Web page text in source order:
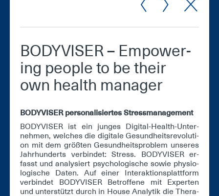
BO­DY­VI­SER – Em­power­
ing peop­le to be their
own health ma­na­ger
BO­DY­VI­SER per­so­na­li­sier­tes Stress­ma­nage­ment
BO­DY­VI­SER ist ein jun­ges Di­gi­tal-Health-Un­ter­
neh­men, wel­ches die di­gi­ta­le Ge­sund­heits­re­vo­lu­ti­
on mit dem größ­ten Ge­sund­heits­pro­blem un­se­res
Jahr­hun­derts ver­bin­det: Stress. BO­DY­VI­SER er­
fasst und ana­ly­siert psy­cho­lo­gi­sche so­wie phy­sio­
lo­gi­sche Da­ten. Auf ei­ner In­ter­ak­ti­ons­platt­form
ver­bin­det BO­DY­VI­SER Be­trof­fe­ne mit Ex­per­ten
und un­ter­stützt durch in Hou­se Ana­ly­tik die The­ra­